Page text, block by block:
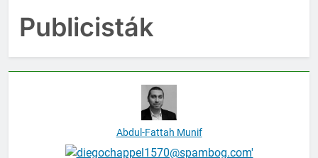
Publicisták
Abdul-Fattah Munif